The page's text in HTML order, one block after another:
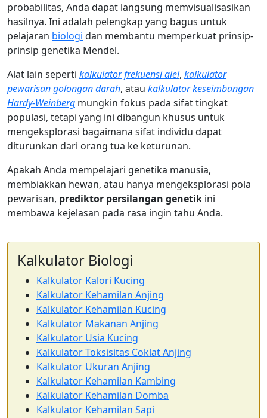
probabilitas, Anda dapat langsung memvisualisasikan
hasilnya. Ini adalah pelengkap yang bagus untuk
pelajaran biologi dan membantu memperkuat prinsip-
prinsip genetika Mendel.
Alat lain seperti kalkulator frekuensi alel, kalkulator
pewarisan golongan darah, atau kalkulator keseimbangan
Hardy-Weinberg mungkin fokus pada sifat tingkat
populasi, tetapi yang ini dibangun khusus untuk
mengeksplorasi bagaimana sifat individu dapat
diturunkan dari orang tua ke keturunan.
Apakah Anda mempelajari genetika manusia,
membiakkan hewan, atau hanya mengeksplorasi pola
pewarisan, prediktor persilangan genetik ini
membawa kejelasan pada rasa ingin tahu Anda.
Kalkulator Biologi
Kalkulator Kalori Kucing
Kalkulator Kehamilan Anjing
Kalkulator Kehamilan Kucing
Kalkulator Makanan Anjing
Kalkulator Usia Kucing
Kalkulator Toksisitas Coklat Anjing
Kalkulator Ukuran Anjing
Kalkulator Kehamilan Kambing
Kalkulator Kehamilan Domba
Kalkulator Kehamilan Sapi